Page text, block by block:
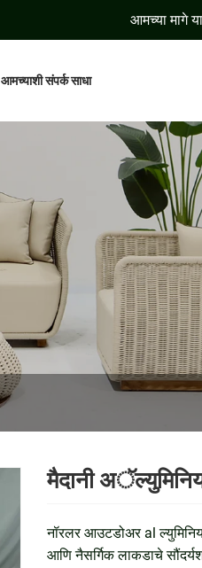
आमच्या मागे
आमच्याशी संपर्क साधा
मैदानी
नॉरलर आउटडोअर al
आणि नैसर्गिक लाकडाचे